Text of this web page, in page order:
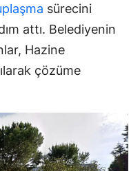
sürecini
attı. Belediyenin
Hazine
çözüme